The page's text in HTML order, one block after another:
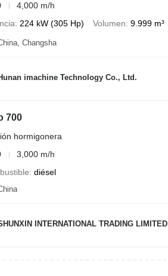
4,000 m/h
224 kW (305 Hp) Volumen 9.999 m³
Changsha
imachine Technology Co., Ltd.
700
hormigonera
3,000 m/h
diésel
INTERNATIONAL TRADING LIMITED